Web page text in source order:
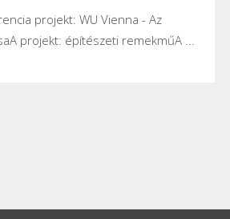
projekt: WU Vienna - Az
projekt: építészeti remekműA ...